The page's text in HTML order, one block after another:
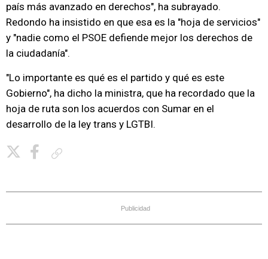
país más avanzado en derechos", ha subrayado.
Redondo ha insistido en que esa es la "hoja de servicios"
y "nadie como el PSOE defiende mejor los derechos de
la ciudadanía".
"Lo importante es qué es el partido y qué es este
Gobierno", ha dicho la ministra, que ha recordado que la
hoja de ruta son los acuerdos con Sumar en el
desarrollo de la ley trans y LGTBI.
Publicidad